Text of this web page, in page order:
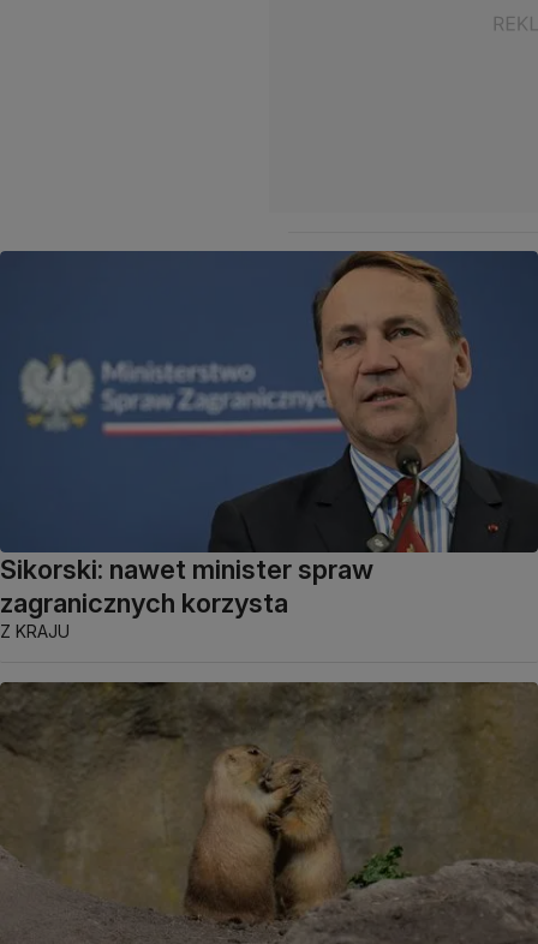
Sikorski: nawet minister spraw
zagranicznych korzysta
Z KRAJU